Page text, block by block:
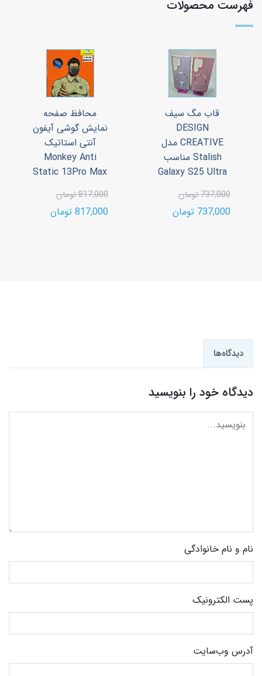
فهرست محصولات
قاب مگ سیف
DESIGN
CREATIVE مدل
Stalish مناسب
Galaxy S25 Ultra
737,000 تومان
737,000 تومان
محافظ صفحه
نمایش گوشی آیفون
آنتی استاتیک
Monkey Anti
Static 13Pro Max
817,000 تومان
817,000 تومان
دیدگاه‌ها
دیدگاه خود را بنویسید
نام و نام خانوادگی
پست الکترونیک
آدرس وب‌سایت